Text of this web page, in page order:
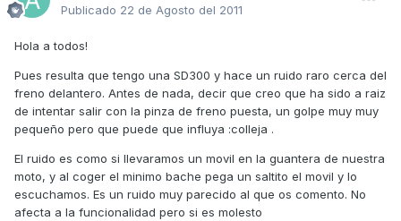
Publicado 22 de Agosto del 2011
Hola a todos!
Pues resulta que tengo una SD300 y hace un ruido raro cerca del
freno delantero. Antes de nada, decir que creo que ha sido a raiz
de intentar salir con la pinza de freno puesta, un golpe muy muy
pequeño pero que puede que influya :colleja .
El ruido es como si llevaramos un movil en la guantera de nuestra
moto, y al coger el minimo bache pega un saltito el movil y lo
escuchamos. Es un ruido muy parecido al que os comento. No
afecta a la funcionalidad pero si es molesto